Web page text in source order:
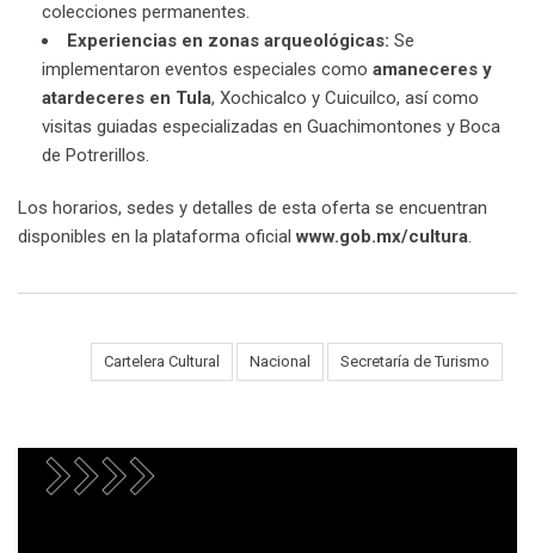
colecciones permanentes.
Experiencias en zonas arqueológicas: Se
implementaron eventos especiales como amaneceres y
atardeceres en Tula, Xochicalco y Cuicuilco, así como
visitas guiadas especializadas en Guachimontones y Boca
de Potrerillos.
Los horarios, sedes y detalles de esta oferta se encuentran
disponibles en la plataforma oficialwww.gob.mx/cultura.
Cartelera Cultural Nacional Secretaría de Turismo